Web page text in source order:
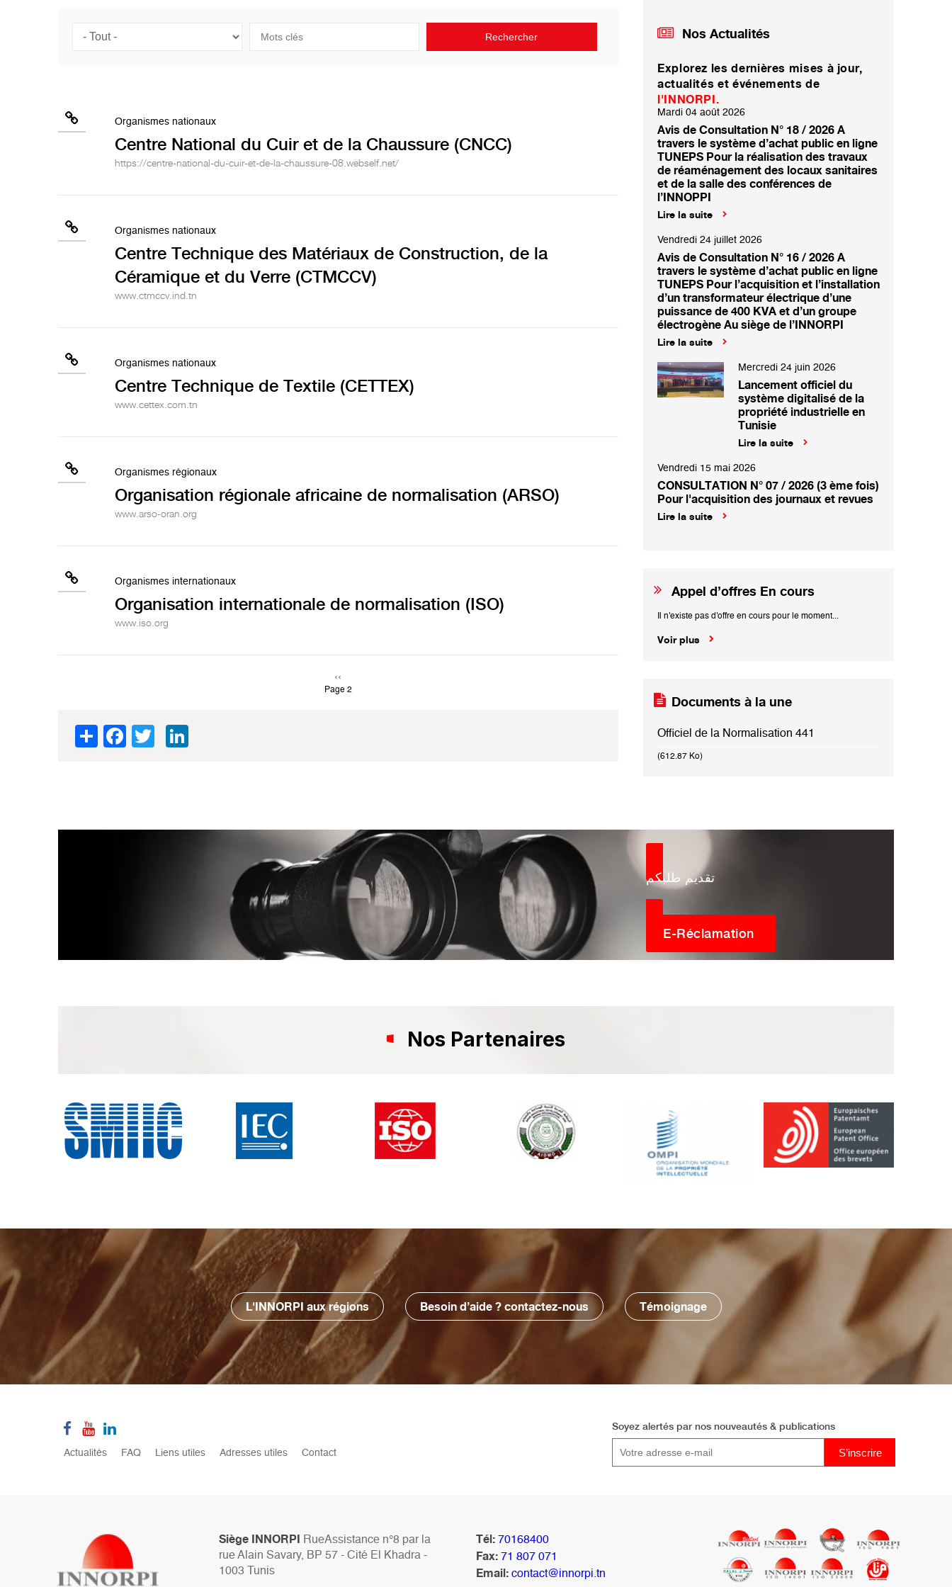
Organismes nationaux
Centre National du Cuir et de la Chaussure (CNCC)
https://centre-national-du-cuir-et-de-la-chaussure-08.webself.net/
Organismes nationaux
Centre Technique des Matériaux de Construction, de la
Céramique et du Verre (CTMCCV)
www.ctmccv.ind.tn
Organismes nationaux
Centre Technique de Textile (CETTEX)
www.cettex.com.tn
Organismes régionaux
Organisation régionale africaine de normalisation (ARSO)
www.arso-oran.org
Organismes internationaux
Organisation internationale de normalisation (ISO)
www.iso.org
Page
précédente
‹‹
Page 2
ShareFacebook
Twitter
Nos Actualités
Explorez les dernières mises à jour,
actualités et événements de
l'INNORPI.
Mardi 04 août 2026
Avis de Consultation N° 18 / 2026 A
travers le système d’achat public en ligne
TUNEPS Pour la réalisation des travaux
de réaménagement des locaux sanitaires
et de la salle des conférences de
l’INNOPPI
Lire la suite
Vendredi 24 juillet 2026
Avis de Consultation N° 16 / 2026 A
travers le système d’achat public en ligne
TUNEPS Pour l’acquisition et l’installation
d’un transformateur électrique d’une
puissance de 400 KVA et d’un groupe
électrogène Au siège de l’INNORPI
Lire la suite
Mercredi 24 juin 2026
Lancement officiel du
système digitalisé de la
propriété industrielle en
Tunisie
Lire la suite
Vendredi 15 mai 2026
CONSULTATION N° 07 / 2026 (3 ème fois)
Pour l'acquisition des journaux et revues
Lire la suite
Appel d’offres En cours
Il n'existe pas d'offre en cours pour le moment...
Voir plus
Documents à la une
Officiel de la Normalisation 441
(612.87 Ko)
تقديم طلبكم
E-Réclamation
Nos Partenaires
L'INNORPI aux régions Besoin d’aide ? contactez-nous Témoignage
Pied
Actualités FAQ Liens utiles Adresses utiles Contact
Soyez alertés par nos nouveautés & publications
Siège INNORPI RueAssistance n°8 par la
rue Alain Savary, BP 57 - Cité El Khadra -
1003 Tunis
Tél: 70168400
Fax: 71 807 071
Email: contact@innorpi.tn